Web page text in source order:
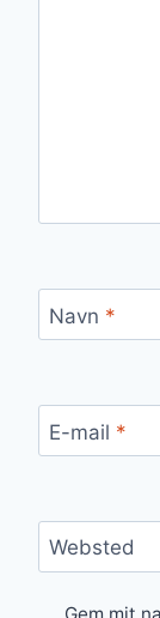
Navn *
E-mail *
Websted